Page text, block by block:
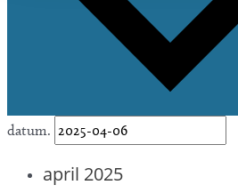
datum.
april 2025